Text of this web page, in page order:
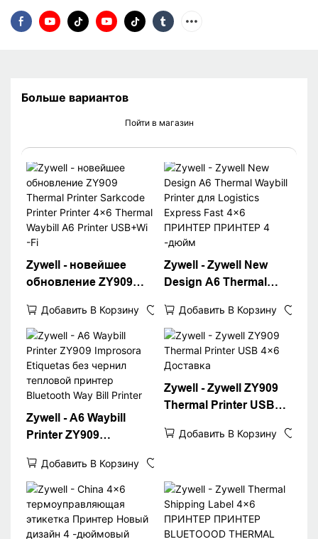
Больше вариантов
Пойти в магазин
Zywell - новейшее
обновление ZY909
Sarkcode Printer
Printer 4x6 Thermal
Waybill A6 Printer
USB+Wi -Fi
Добавить В Корзину
Zywell - Zywell New
Design A6 Thermal
Logistics Express Fast
4x6 ПРИНТЕР
ПРИНТЕР 4 -дюйм
Добавить В Корзину
Zywell - A6 Waybill
Printer ZY909
без чернил тепловой
принтер Bluetooth
Way Bill Printer
Добавить В Корзину
Zywell - Zywell ZY909
Thermal Printer USB
Добавить В Корзину